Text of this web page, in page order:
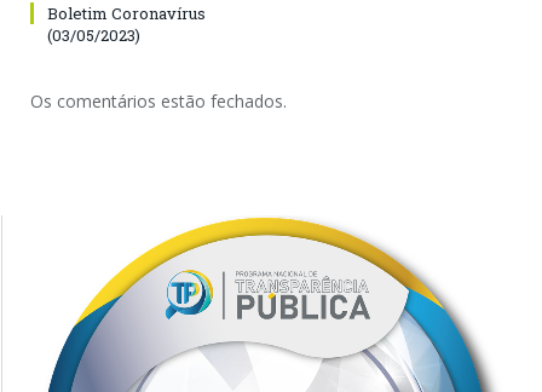
Boletim Coronavírus
(03/05/2023)
Os comentários estão fechados.